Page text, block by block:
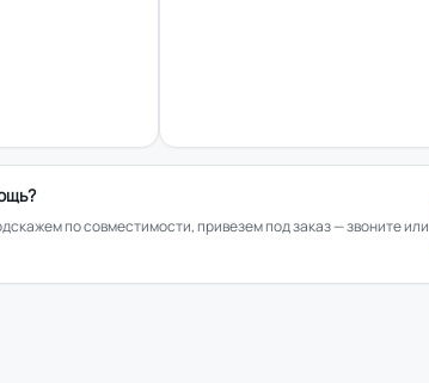
по совместимости, привезем под заказ — звоните или